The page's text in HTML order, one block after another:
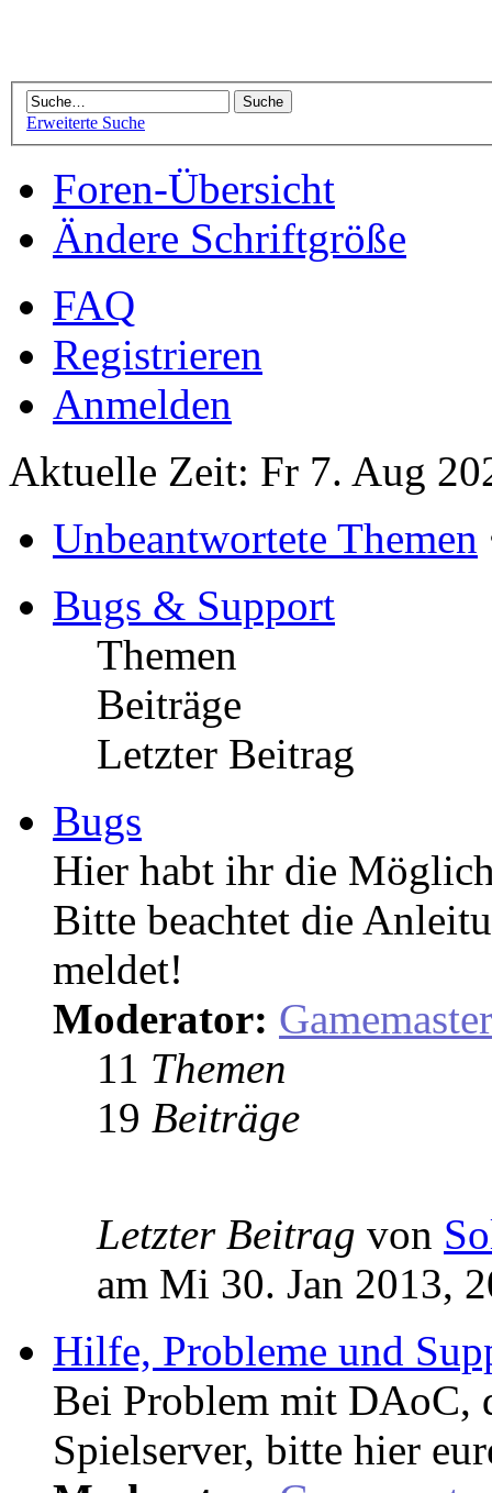
Erweiterte Suche
Foren-Übersicht
Ändere Schriftgröße
FAQ
Registrieren
Anmelden
Aktuelle Zeit: Fr 7. Aug
Unbeantwortete Themen
Bugs & Support
Themen
Beiträge
Letzter Beitrag
Bugs
Hier habt ihr die
Bitte beachtet die
meldet!
Moderator: Gamemaster
11 Themen
19 Beiträge
Letzter Beitrag von
am Mi 30. Jan 2013,
Hilfe, Probleme und
Bei Problem mit DAoC,
Spielserver, bitte hier